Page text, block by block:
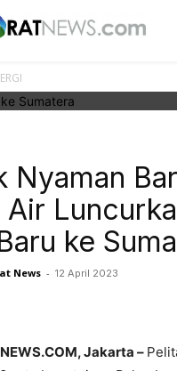
Nyaman
Air
ke
News - 12 April 2023
Jakarta –